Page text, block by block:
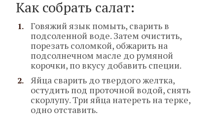
Как собрать салат:
Говяжий язык помыть, сварить в
подсоленной воде. Затем очистить,
порезать соломкой, обжарить на
подсолнечном масле до румяной
корочки, по вкусу добавить специи.
Яйца сварить до твердого желтка,
остудить под проточной водой, снять
скорлупу. Три яйца натереть на терке,
одно отставить.